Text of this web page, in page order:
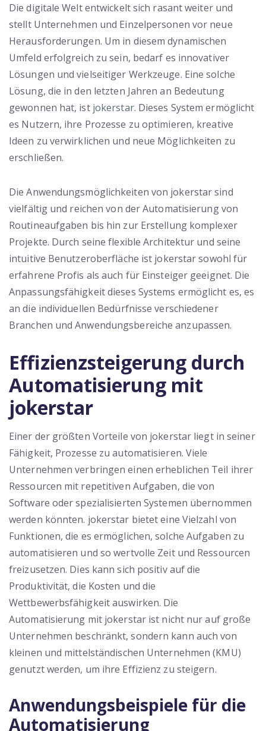
Die digitale Welt entwickelt sich rasant weiter und
stellt Unternehmen und Einzelpersonen vor neue
Herausforderungen. Um in diesem dynamischen
Umfeld erfolgreich zu sein, bedarf es innovativer
Lösungen und vielseitiger Werkzeuge. Eine solche
Lösung, die in den letzten Jahren an Bedeutung
gewonnen hat, ist jokerstar. Dieses System ermöglicht
es Nutzern, ihre Prozesse zu optimieren, kreative
Ideen zu verwirklichen und neue Möglichkeiten zu
erschließen.
Die Anwendungsmöglichkeiten von jokerstar sind
vielfältig und reichen von der Automatisierung von
Routineaufgaben bis hin zur Erstellung komplexer
Projekte. Durch seine flexible Architektur und seine
intuitive Benutzeroberfläche ist jokerstar sowohl für
erfahrene Profis als auch für Einsteiger geeignet. Die
Anpassungsfähigkeit dieses Systems ermöglicht es, es
an die individuellen Bedürfnisse verschiedener
Branchen und Anwendungsbereiche anzupassen.
Effizienzsteigerung durch
Automatisierung mit
jokerstar
Einer der größten Vorteile von jokerstar liegt in seiner
Fähigkeit, Prozesse zu automatisieren. Viele
Unternehmen verbringen einen erheblichen Teil ihrer
Ressourcen mit repetitiven Aufgaben, die von
Software oder spezialisierten Systemen übernommen
werden könnten. jokerstar bietet eine Vielzahl von
Funktionen, die es ermöglichen, solche Aufgaben zu
automatisieren und so wertvolle Zeit und Ressourcen
freizusetzen. Dies kann sich positiv auf die
Produktivität, die Kosten und die
Wettbewerbsfähigkeit auswirken. Die
Automatisierung mit jokerstar ist nicht nur auf große
Unternehmen beschränkt, sondern kann auch von
kleinen und mittelständischen Unternehmen (KMU)
genutzt werden, um ihre Effizienz zu steigern.
Anwendungsbeispiele für die
Automatisierung